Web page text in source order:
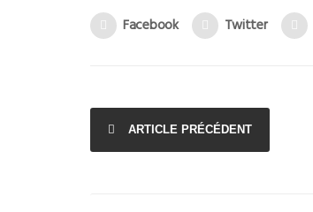
Facebook Twitter
ARTICLE PRÉCÉDENT